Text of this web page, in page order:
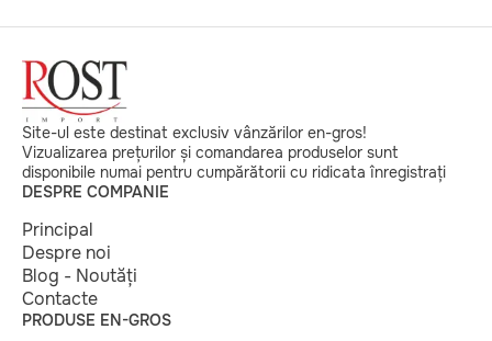
Site-ul este destinat exclusiv vânzărilor en-gros!
Vizualizarea prețurilor și comandarea produselor sunt
disponibile numai pentru cumpărătorii cu ridicata înregistrați
DESPRE COMPANIE
Principal
Despre noi
Blog - Noutăți
Contacte
PRODUSE EN-GROS